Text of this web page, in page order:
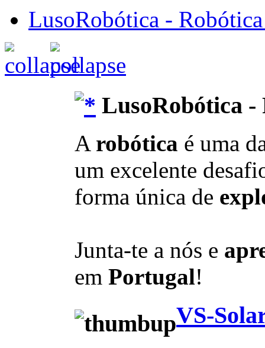
LusoRobótica -
LusoRobótica -
A robótica é uma
um excelente
forma única de
Junta-te a nós e
em Portugal!
VS-